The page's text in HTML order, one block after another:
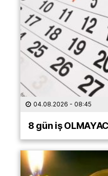
04.08.2026 - 08:45
8 gün iş